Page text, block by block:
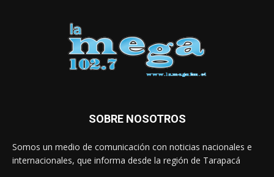
SOBRE NOSOTROS
Somos un medio de comunicación con noticias nacionales e
internacionales, que informa desde la región de Tarapacá